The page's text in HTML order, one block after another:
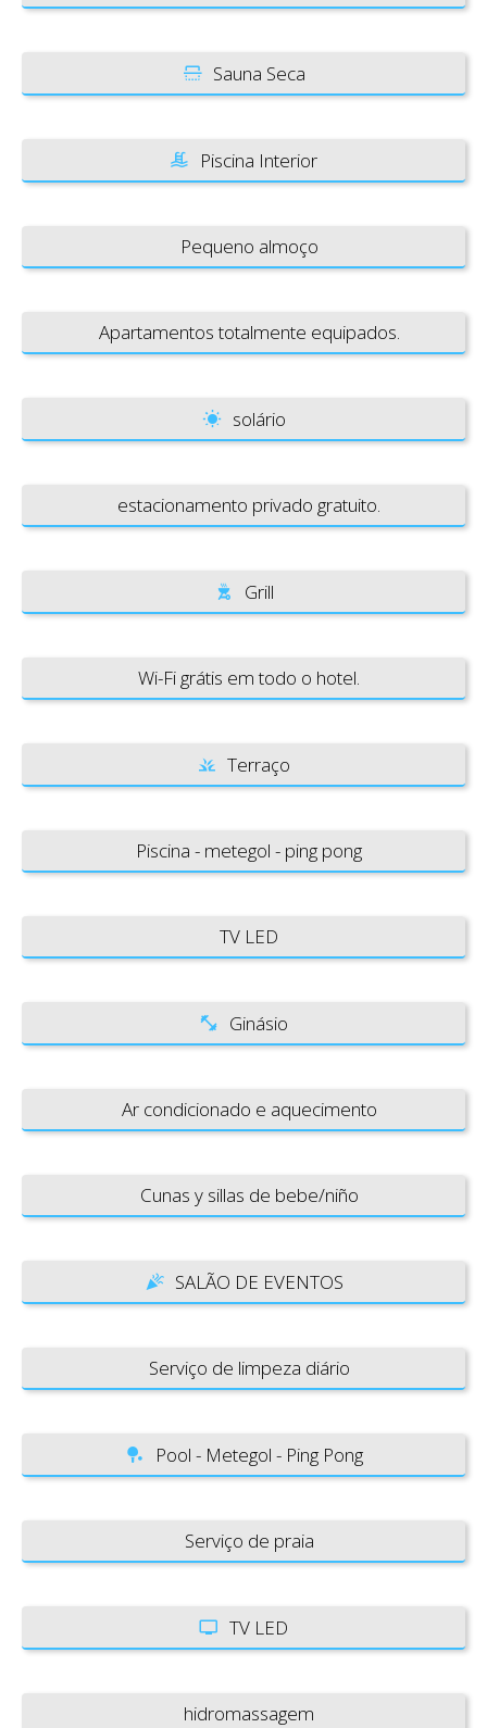
Sauna Seca
Piscina Interior
Pequeno almoço
Apartamentos totalmente equipados.
solário
estacionamento privado gratuito.
Grill
Wi-Fi grátis em todo o hotel.
Terraço
Piscina - metegol - ping pong
TV LED
Ginásio
Ar condicionado e aquecimento
Cunas y sillas de bebe/niño
SALÃO DE EVENTOS
Serviço de limpeza diário
Pool - Metegol - Ping Pong
Serviço de praia
TV LED
hidromassagem